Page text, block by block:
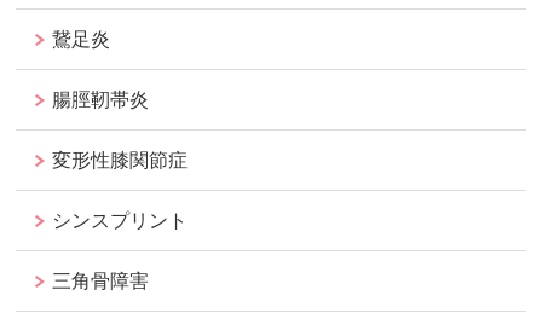
鵞足炎
腸脛靭帯炎
変形性膝関節症
シンスプリント
三角骨障害